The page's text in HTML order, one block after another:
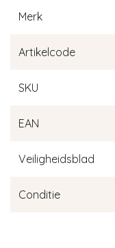
Merk
Artikelcode
SKU
EAN
Veiligheidsblad
Conditie